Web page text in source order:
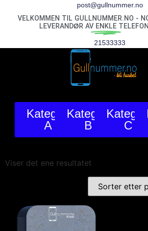
post@gullnummer.no
VELKOMMEN TIL GULLNUMMER.NO -
LEVERANDØR AV ENKLE
21533333
Kategori
A
Kategori
B
C
Viser det ene resultatet